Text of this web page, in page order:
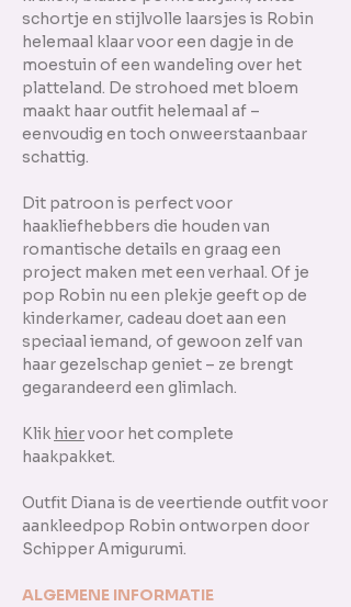
schortje en stijlvolle laarsjes is Robin
helemaal klaar voor een dagje in de
moestuin of een wandeling over het
platteland. De strohoed met bloem
maakt haar outfit helemaal af –
eenvoudig en toch onweerstaanbaar
schattig.
Dit patroon is perfect voor
haakliefhebbers die houden van
romantische details en graag een
project maken met een verhaal. Of je
pop Robin nu een plekje geeft op de
kinderkamer, cadeau doet aan een
speciaal iemand, of gewoon zelf van
haar gezelschap geniet – ze brengt
gegarandeerd een glimlach.
Klik hiervoor het complete
haakpakket.
Outfit Diana is de veertiende outfit voor
aankleedpop Robin ontworpen door
Schipper Amigurumi.
ALGEMENE INFORMATIE